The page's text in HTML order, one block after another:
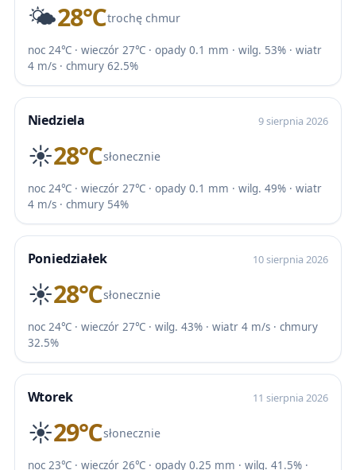
🌤️28℃trochę chmur
noc 24℃ · wieczór 27℃ · opady 0.1 mm · wilg. 53% · wiatr
4 m/s · chmury 62.5%
Niedziela 9 sierpnia 2026
☀️28℃słonecznie
noc 24℃ · wieczór 27℃ · opady 0.1 mm · wilg. 49% · wiatr
4 m/s · chmury 54%
Poniedziałek 10 sierpnia 2026
☀️28℃słonecznie
noc 24℃ · wieczór 27℃ · wilg. 43% · wiatr 4 m/s · chmury
32.5%
Wtorek 11 sierpnia 2026
☀️29℃słonecznie
noc 23℃ · wieczór 26℃ · opady 0.25 mm · wilg. 41.5% ·